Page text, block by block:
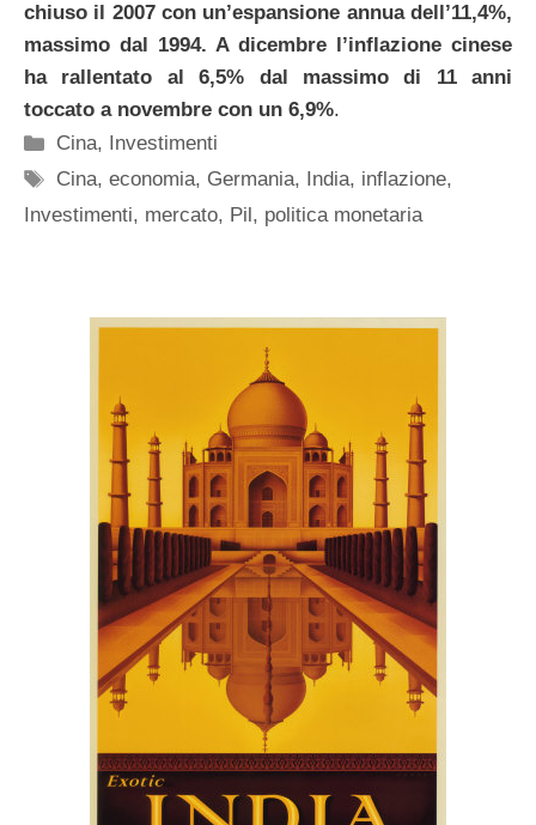
chiuso il 2007 con un’espansione annua dell’11,4%,
massimo dal 1994. A dicembre l’inflazione cinese
ha rallentato al 6,5% dal massimo di 11 anni
toccato a novembre con un 6,9%.
Categorie
Cina,
Investimenti
Tag
Cina,economia, Germania, India, inflazione,
Investimenti, mercato, Pil , politica monetaria